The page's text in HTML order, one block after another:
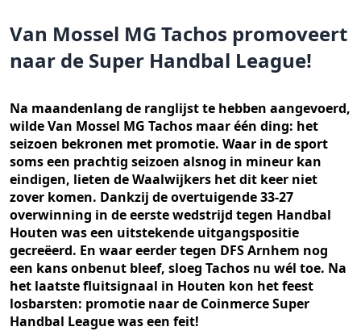
Van Mossel MG Tachos promoveert
naar de Super Handbal League!
Na maandenlang de ranglijst te hebben aangevoerd,
wilde Van Mossel MG Tachos maar één ding: het
seizoen bekronen met promotie. Waar in de sport
soms een prachtig seizoen alsnog in mineur kan
eindigen, lieten de Waalwijkers het dit keer niet
zover komen. Dankzij de overtuigende 33-27
overwinning in de eerste wedstrijd tegen Handbal
Houten was een uitstekende uitgangspositie
gecreëerd. En waar eerder tegen DFS Arnhem nog
een kans onbenut bleef, sloeg Tachos nu wél toe. Na
het laatste fluitsignaal in Houten kon het feest
losbarsten: promotie naar de Coinmerce Super
Handbal League was een feit!